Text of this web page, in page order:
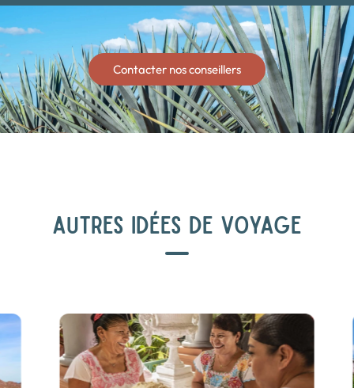
Contacter nos conseillers
AUTRES IDÉES DE VOYAGE